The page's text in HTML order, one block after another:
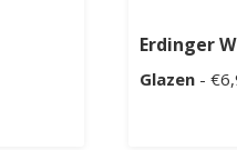
Erdinger
Glazen -